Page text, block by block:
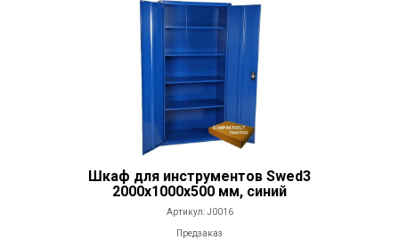
Шкаф для инструментов Swed3
2000x1000x500 мм, синий
Артикул:J0016
Предзаказ